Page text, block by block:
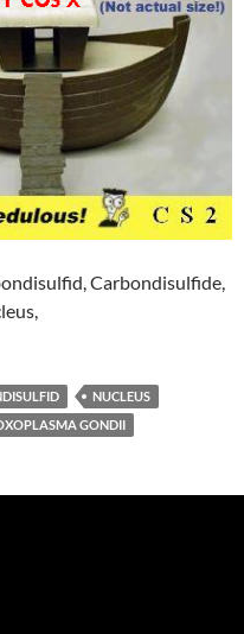
Carbondisulfide,
NUCLEUS
GONDII